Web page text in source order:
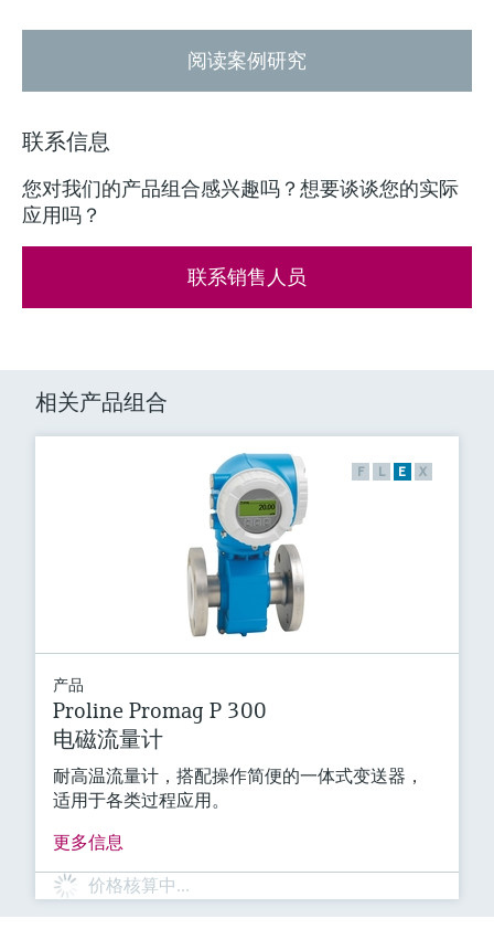
阅读案例研究
联系信息
您对我们的产品组合感兴趣吗？想要谈谈您的实际
应用吗？
联系销售人员
相关产品组合
F L E X
产品
Proline Promag P 300
电磁流量计
耐高温流量计，搭配操作简便的一体式变送器，
适用于各类过程应用。
更多信息
价格核算中…